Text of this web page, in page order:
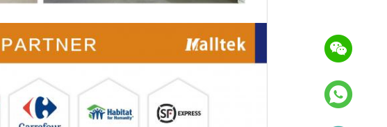
10:00 PM
for?